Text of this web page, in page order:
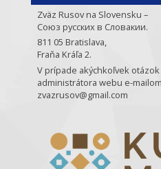
Zväz Rusov na Slovensku –
Союз русских в Словакии.
811 05 Bratislava,
Fraňa Kráľa 2.
V prípade akýchkoľvek
administrátora webu e-
zvazrusov@gmail.com